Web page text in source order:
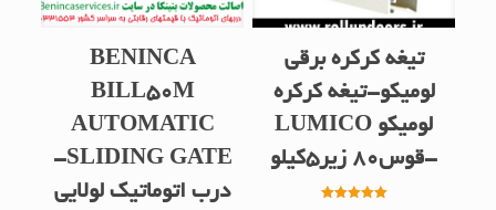
تیغه کرکره برقی
لومیکو-تیغه کرکره
لومیکو LUMICO
-قوس80 زیر5کیلو
BENINCA
BILL50M
AUTOMATIC
SLIDING GATE-
درب اتوماتیک لولایی